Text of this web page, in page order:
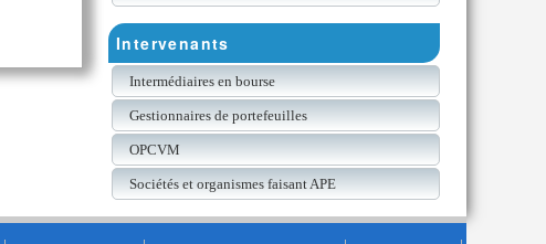
Intervenants
Intermédiaires en bourse
Gestionnaires de portefeuilles
OPCVM
Sociétés et organismes faisant APE